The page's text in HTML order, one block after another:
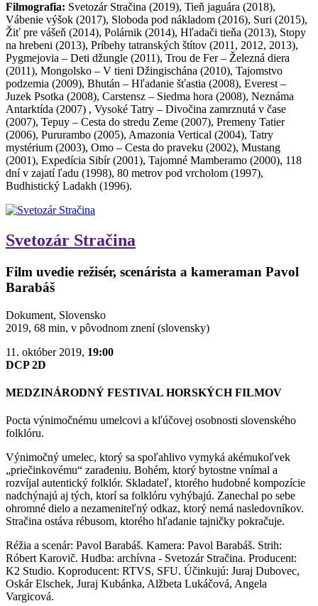
Filmografia: Svetozár Stračina (2019), Tieň jaguára (2018),
Vábenie výšok (2017), Sloboda pod nákladom (2016), Suri (2015),
Žiť pre vášeň (2014), Polárnik (2014), Hľadači tieňa (2013), Stopy
na hrebeni (2013), Príbehy tatranských štítov (2011, 2012, 2013),
Pygmejovia – Deti džungle (2011), Trou de Fer – Železná diera
(2011), Mongolsko – V tieni Džingischána (2010), Tajomstvo
podzemia (2009), Bhután – Hľadanie šťastia (2008), Everest –
Juzek Psotka (2008), Carstensz – Siedma hora (2008), Neznáma
Antarktída (2007) , Vysoké Tatry – Divočina zamrznutá v čase
(2007), Tepuy – Cesta do stredu Zeme (2007), Premeny Tatier
(2006), Pururambo (2005), Amazonia Vertical (2004), Tatry
mystérium (2003), Omo – Cesta do praveku (2002), Mustang
(2001), Expedícia Sibír (2001), Tajomné Mamberamo (2000), 118
dní v zajatí ľadu (1998), 80 metrov pod vrcholom (1997),
Budhistický Ladakh (1996).
Svetozár Stračina
Film uvedie režisér, scenárista a kameraman Pavol
Barabáš
Dokument, Slovensko
2019, 68 min, v pôvodnom znení (slovensky)
11. október 2019, 19:00
DCP 2D
MEDZINÁRODNÝ FESTIVAL HORSKÝCH FILMOV
Pocta výnimočnému umelcovi a kľúčovej osobnosti slovenského
folklóru.
Výnimočný umelec, ktorý sa spoľahlivo vymyká akémukoľvek
„priečinkovému“ zaradeniu. Bohém, ktorý bytostne vnímal a
rozvíjal autentický folklór. Skladateľ, ktorého hudobné kompozície
nadchýnajú aj tých, ktorí sa folklóru vyhýbajú. Zanechal po sebe
ohromné dielo a nezameniteľný odkaz, ktorý nemá nasledovníkov.
Stračina ostáva rébusom, ktorého hľadanie tajničky pokračuje.
Réžia a scenár: Pavol Barabáš. Kamera: Pavol Barabáš. Strih:
Róbert Karovič. Hudba: archívna - Svetozár Stračina. Producent:
K2 Studio. Koproducent: RTVS, SFU. Účinkujú: Juraj Dubovec,
Oskár Elschek, Juraj Kubánka, Alžbeta Lukáčová, Angela
Vargicová.